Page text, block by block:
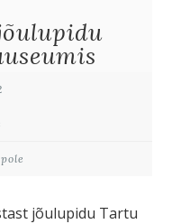
jõulupidu Tartu